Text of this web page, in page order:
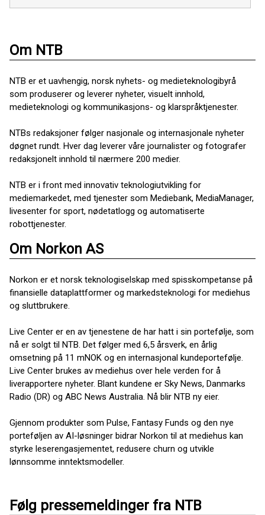
Om NTB
NTB er et uavhengig, norsk nyhets- og medieteknologibyrå
som produserer og leverer nyheter, visuelt innhold,
medieteknologi og kommunikasjons- og klarspråktjenester.
NTBs redaksjoner følger nasjonale og internasjonale nyheter
døgnet rundt. Hver dag leverer våre journalister og fotografer
redaksjonelt innhold til nærmere 200 medier.
NTB er i front med innovativ teknologiutvikling for
mediemarkedet, med tjenester som Mediebank, MediaManager,
livesenter for sport, nødetatlogg og automatiserte
robottjenester.
Om Norkon AS
Norkon er et norsk teknologiselskap med spisskompetanse på
finansielle dataplattformer og markedsteknologi for mediehus
og sluttbrukere.
Live Center er en av tjenestene de har hatt i sin portefølje, som
nå er solgt til NTB. Det følger med 6,5 årsverk, en årlig
omsetning på 11 mNOK og en internasjonal kundeportefølje.
Live Center brukes av mediehus over hele verden for å
liverapportere nyheter. Blant kundene er Sky News, Danmarks
Radio (DR) og ABC News Australia. Nå blir NTB ny eier.
Gjennom produkter som Pulse, Fantasy Funds og den nye
porteføljen av AI-løsninger bidrar Norkon til at mediehus kan
styrke leserengasjementet, redusere churn og utvikle
lønnsomme inntektsmodeller.
Følg pressemeldinger fra NTB